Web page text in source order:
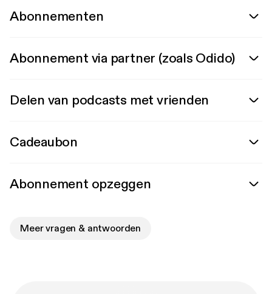
Abonnementen
Abonnement via partner (zoals Odido)
Delen van podcasts met vrienden
Cadeaubon
Abonnement opzeggen
Meer vragen & antwoorden